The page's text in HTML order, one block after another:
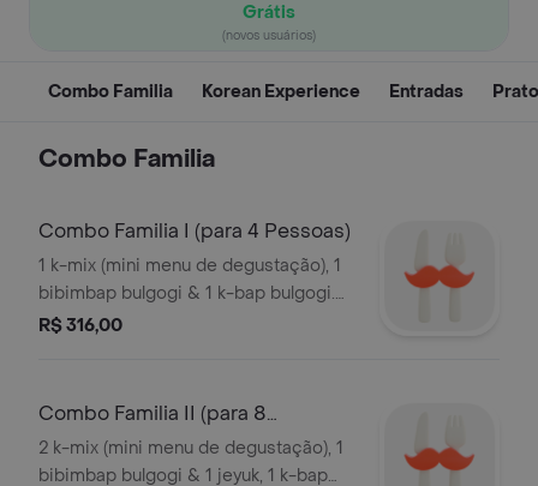
Grátis
(novos usuários)
Combo Familia Korean Experience Entradas
Combo Familia
Combo Familia I (para 4 Pessoas)
1 k-mix (mini menu de degustação), 1
bibimbap bulgogi & 1 k-bap bulgogi.
acompanha 2 choco pie & 2 custard.
R$ 316,00
Combo Familia II (para 8
Pessoas)
2 k-mix (mini menu de degustação), 1
bibimbap bulgogi & 1 jeyuk, 1 k-bap